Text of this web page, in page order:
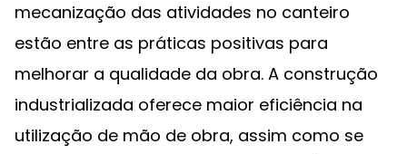
mecanização das atividades no canteiro
estão entre as práticas positivas para
melhorar a qualidade da obra. A construção
industrializada oferece maior eficiência na
utilização de mão de obra, assim como se